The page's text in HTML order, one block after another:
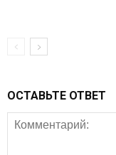
ОСТАВЬТЕ ОТВЕТ